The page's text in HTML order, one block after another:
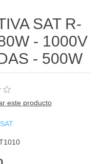
SAT R-
- 1000V
- 500W
este producto
SAT